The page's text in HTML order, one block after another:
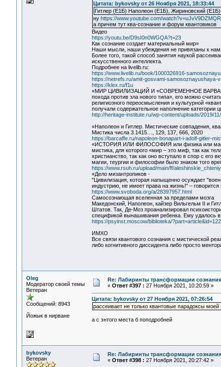
Цитата: bykovsky от 26 Ноября 2021, 18:33:44
Гитлер (Е1Б) Наполеон (Е1Б), Жириновский
ну https://www.youtube.com/
а причем тут ква-сознание и форум квантовиков
Видео
https://youtu.be/D9sI0n0WGQA?t=23
Как сознание создает материальный мир»
Наши мысли, наши убеждения не привязаны к
Более того, такой способ занятия наукой
искусственного интеллекта.
Подробнее на livelib.ru:
https://www.livelib.ru/book/1000326916-
https://netrefs.ru/amit-gosvami-samosoznayushaya-
https://klex.ru/f1u
«МИР ЦИВИЛИЗАЦИЙ И «СОВРЕМЕННОЕ
похода против зла нового типа», его можно
религиозного переосмысления и культурной
получали содержательное наполнение
http://heritage-institute.ru/wp-content/uploads/2019/
«Наполеон и Гитлер. Мистические совпадения,
Мистика числа 3.1415…, 129, 137, 666, 2020
https://barcaffe.ru/napoleon-bonapart-i-adolf-gitler-
«ИСТОРИЯ ИЛИ ФИЛОСОФИЯ или физика или
мистика, для которого «мир – это миф, так как
христианство, так как оно вступало в спор с
магии, теургии и философии было знаком того
https://www.rsuh.ru/upload/main/ff/
«Дело мизантропиков -
"Цивилизация, которая напыщенно осуждает
индустрию, не имеет права на жизнь!" – говорится
https://www.svoboda.org/a/28397957.html
Самосознающая вселенная за пределами мозга
Македонский, Наполеон, кайзер Вильгельм II и
Штатов. Так, Де-Моз проанализировал
спецификой вынашивания ребенка. Ему удалось
https://psyinst.moscow/biblioteka/
ИМХО
Все связи квантового сознания с мистической
либо когнитивного диссидента либо просто
Oleg
Модератор своей темы
Ветеран
Сообщений: 8943
Йожык в нирване
Re: Лабиринты трансформации
« Ответ #397 : 27 Ноября 2021, 10:20:59 »
Цитата: bykovsky от 27 Ноября 2021, 07:26:54
рассеивает не только квантовые парадоксы моей
а с энтого места б поподробней
bykovsky
Ветеран
Re: Лабиринты трансформации
« Ответ #398 : 27 Ноября 2021, 20:27:42 »